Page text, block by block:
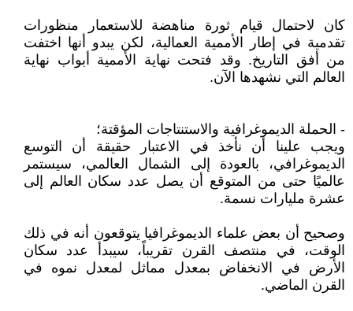
كان لاحتمال قيام ثورة مناهضة للاستعمار منظورات
تقدمية في إطار الأممية العمالية، لكن يبدو أنها اختفت
من أفق التاريخ. وقد فتحت نهاية الأممية أبواب نهاية
العالم التي نشهدها الآن.
- الحملة الديموغرافية والاستنتاجات المؤقتة؛
ويجب علينا أن نأخذ في الاعتبار حقيقة أن التوسع
الديموغرافي، بالعودة إلى الشمال العالمي، سيستمر
عالميًا حتى من المتوقع أن يصل عدد سكان العالم إلى
عشرة مليارات نسمة.
وصحيح أن بعض علماء الديموغرافيا يتوقعون أنه في ذلك
الوقت، في منتصف القرن تقريباً، سيبدأ عدد سكان
الأرض في الانخفاض بمعدل مماثل لمعدل نموه في
القرن الماضي.